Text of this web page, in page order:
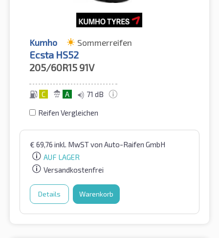
Kumho Sommerreifen
Ecsta HS52
205/60R15 91V
C A 71 dB
Reifen Vergleichen
€ 69,76 inkl. MwSTvon Auto-Raifen GmbH
AUF LAGER
Versandkostenfrei
Details Warenkorb